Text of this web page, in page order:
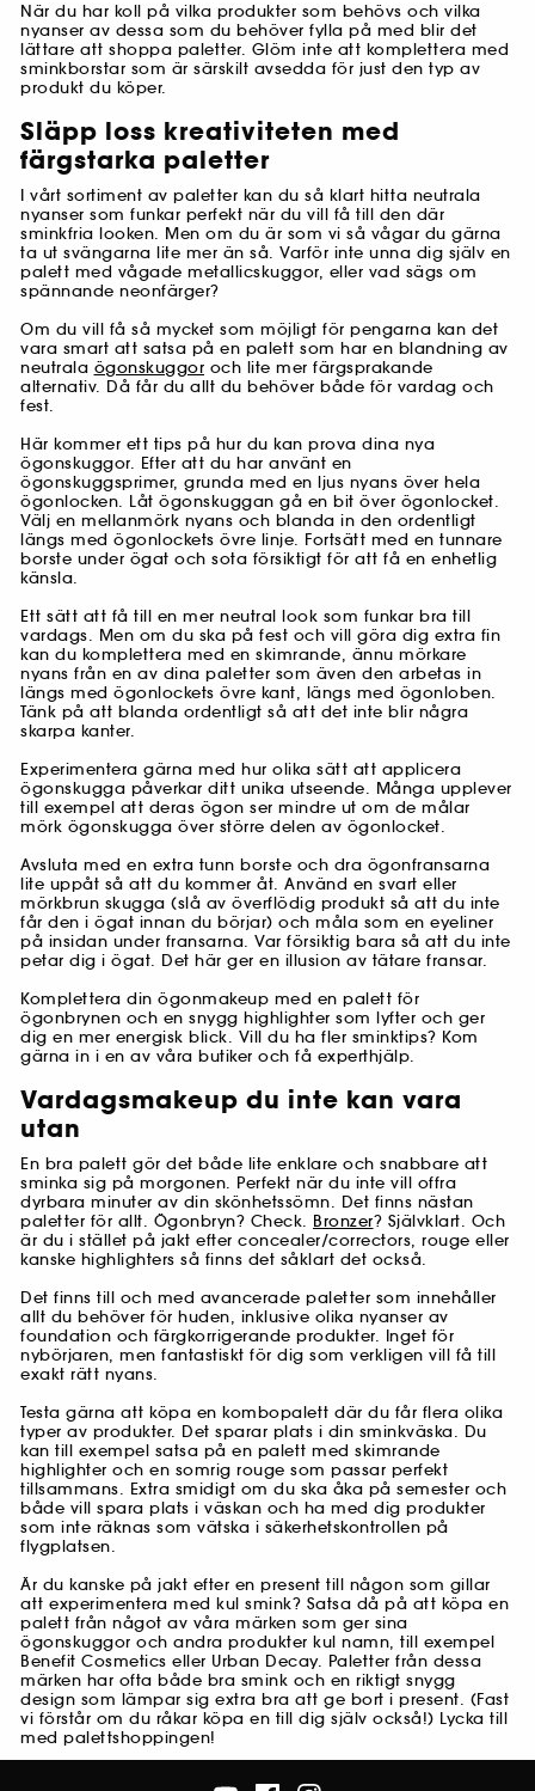
När du har koll på vilka produkter som behövs och vilka
nyanser av dessa som du behöver fylla på med blir det
lättare att shoppa paletter. Glöm inte att komplettera med
sminkborstar som är särskilt avsedda för just den typ av
produkt du köper.
Släpp loss kreativiteten med
färgstarka paletter
I vårt sortiment av paletter kan du så klart hitta neutrala
nyanser som funkar perfekt när du vill få till den där
sminkfria looken. Men om du är som vi så vågar du gärna
ta ut svängarna lite mer än så. Varför inte unna dig själv en
palett med vågade metallicskuggor, eller vad sägs om
spännande neonfärger?
Om du vill få så mycket som möjligt för pengarna kan det
vara smart att satsa på en palett som har en blandning av
neutrala ögonskuggor och lite mer färgsprakande
alternativ. Då får du allt du behöver både för vardag och
fest.
Här kommer ett tips på hur du kan prova dina nya
ögonskuggor. Efter att du har använt en
ögonskuggsprimer, grunda med en ljus nyans över hela
ögonlocken. Låt ögonskuggan gå en bit över ögonlocket.
Välj en mellanmörk nyans och blanda in den ordentligt
längs med ögonlockets övre linje. Fortsätt med en tunnare
borste under ögat och sota försiktigt för att få en enhetlig
känsla.
Ett sätt att få till en mer neutral look som funkar bra till
vardags. Men om du ska på fest och vill göra dig extra fin
kan du komplettera med en skimrande, ännu mörkare
nyans från en av dina paletter som även den arbetas in
längs med ögonlockets övre kant, längs med ögonloben.
Tänk på att blanda ordentligt så att det inte blir några
skarpa kanter.
Experimentera gärna med hur olika sätt att applicera
ögonskugga påverkar ditt unika utseende. Många upplever
till exempel att deras ögon ser mindre ut om de målar
mörk ögonskugga över större delen av ögonlocket.
Avsluta med en extra tunn borste och dra ögonfransarna
lite uppåt så att du kommer åt. Använd en svart eller
mörkbrun skugga (slå av överflödig produkt så att du inte
får den i ögat innan du börjar) och måla som en eyeliner
på insidan under fransarna. Var försiktig bara så att du inte
petar dig i ögat. Det här ger en illusion av tätare fransar.
Komplettera din ögonmakeup med en palett för
ögonbrynen och en snygg highlighter som lyfter och ger
dig en mer energisk blick. Vill du ha fler sminktips? Kom
gärna in i en av våra butiker och få experthjälp.
Vardagsmakeup du inte kan vara
utan
En bra palett gör det både lite enklare och snabbare att
sminka sig på morgonen. Perfekt när du inte vill offra
dyrbara minuter av din skönhetssömn. Det finns nästan
paletter för allt. Ögonbryn? Check. Bronzer? Självklart. Och
är du i stället på jakt efter concealer/correctors, rouge eller
kanske highlighters så finns det såklart det också.
Det finns till och med avancerade paletter som innehåller
allt du behöver för huden, inklusive olika nyanser av
foundation och färgkorrigerande produkter. Inget för
nybörjaren, men fantastiskt för dig som verkligen vill få till
exakt rätt nyans.
Testa gärna att köpa en kombopalett där du får flera olika
typer av produkter. Det sparar plats i din sminkväska. Du
kan till exempel satsa på en palett med skimrande
highlighter och en somrig rouge som passar perfekt
tillsammans. Extra smidigt om du ska åka på semester och
både vill spara plats i väskan och ha med dig produkter
som inte räknas som vätska i säkerhetskontrollen på
flygplatsen.
Är du kanske på jakt efter en present till någon som gillar
att experimentera med kul smink? Satsa då på att köpa en
palett från något av våra märken som ger sina
ögonskuggor och andra produkter kul namn, till exempel
Benefit Cosmetics eller Urban Decay. Paletter från dessa
märken har ofta både bra smink och en riktigt snygg
design som lämpar sig extra bra att ge bort i present. (Fast
vi förstår om du råkar köpa en till dig själv också!) Lycka till
med palettshoppingen!